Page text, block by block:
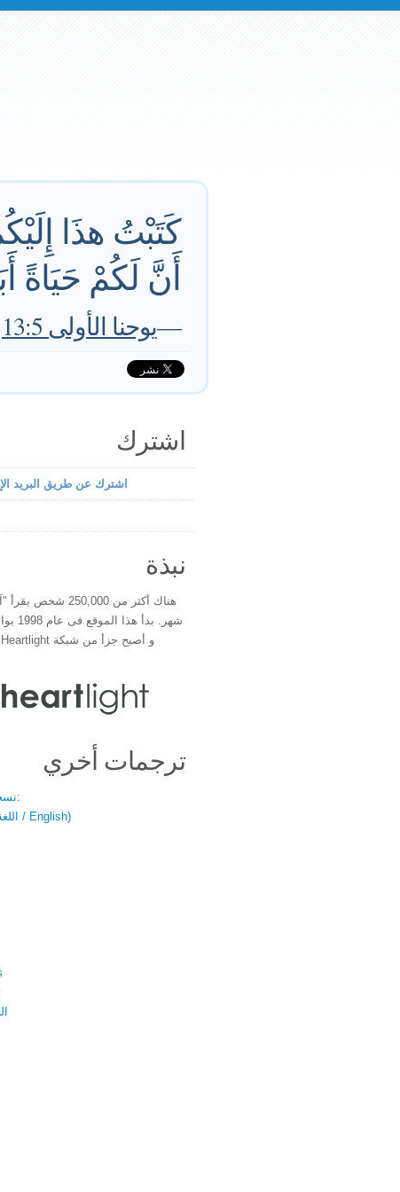
كَتَبْتُ هذَا
أَنَّ لَكُمْ حَيَاةً
—يوحنا الأولى 13:5
اشترك
اشترك عن طريق البريد
نبذة
هناك أكثر من 250,000
شهر.
و أصبح جزأ من شبكة Heartlight فى عام 2000
ترجمات أخري
نسخة باللغتين:
(اللغة العربية / English)